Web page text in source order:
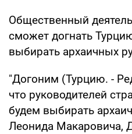
Общественный
сможет догнать
выбирать архаичных
"Догоним (Турцию. -
что руководителей
будем выбирать
Леонида Макаровича,